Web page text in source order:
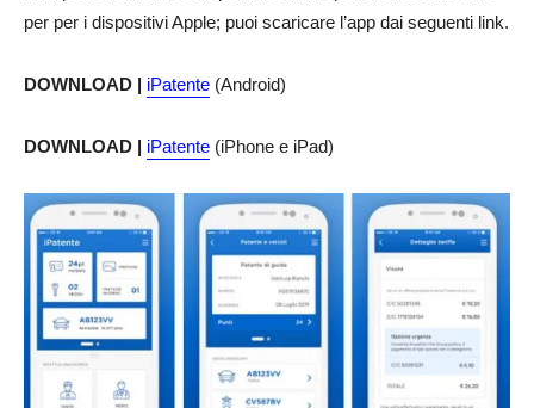
per per i dispositivi Apple; puoi scaricare l’app dai seguenti link.
DOWNLOAD | iPatente (Android)
DOWNLOAD | iPatente (iPhone e iPad)